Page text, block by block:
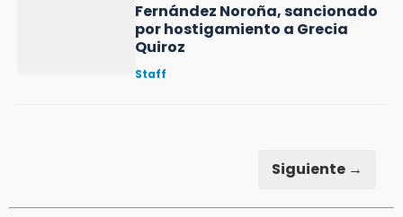
Fernández Noroña, sancionado
por hostigamiento a Grecia
Quiroz
Staff
Siguiente →